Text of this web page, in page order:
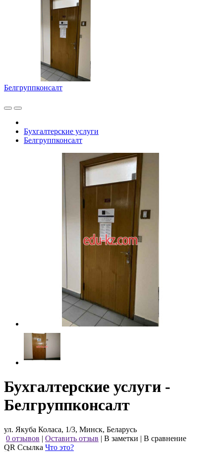
Белгруппконсалт
Бухгалтерские услуги
Белгруппконсалт
Бухгалтерские услуги -
Белгруппконсалт
ул. Якуба Коласа, 1/3, Минск, Беларусь
0 отзывов | Оставить отзыв | В заметки | В сравнение
QR Ссылка Что это?